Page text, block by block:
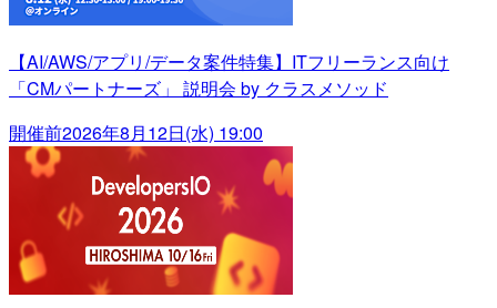
【AI/AWS/アプリ/データ案件特集】ITフリーランス向け
「CMパートナーズ」 説明会 by クラスメソッド
開催前2026年8月12日(水) 19:00